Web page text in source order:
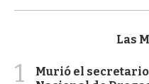
Las
1
Murió el